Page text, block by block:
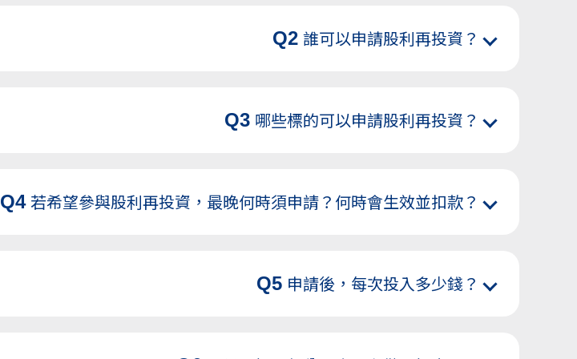
Q2 誰可以申請股利再投資？
Q3 哪些標的可以申請股利再投資？
Q4若希望參與股利再投資，最晚何時須申請？何時會生效並扣款？
Q5 申請後，每次投入多少錢？